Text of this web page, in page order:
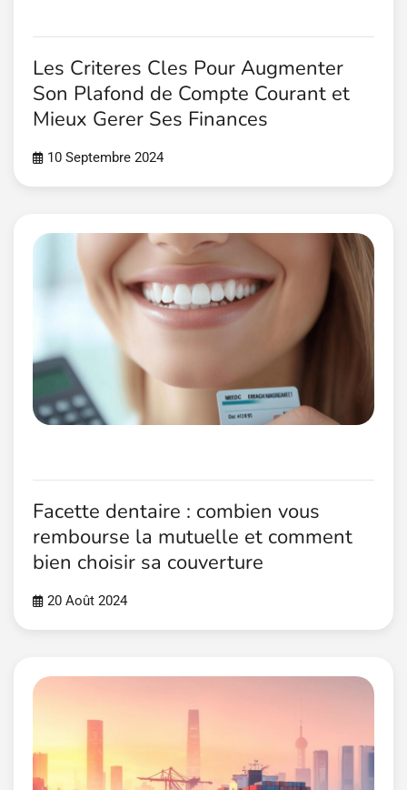
Les Criteres Cles Pour Augmenter
Son Plafond de Compte Courant et
Mieux Gerer Ses Finances
10 Septembre 2024
Facette dentaire : combien vous
rembourse la mutuelle et comment
bien choisir sa couverture
20 Août 2024